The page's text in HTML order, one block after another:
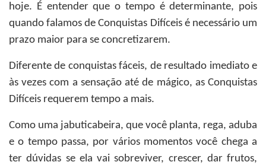
hoje. É entender que o tempo é determinante, pois
quando falamos de Conquistas Difíceis é necessário um
prazo maior para se concretizarem.
Diferente de conquistas fáceis, de resultado imediato e
às vezes com a sensação até de mágico, as Conquistas
Difíceis requerem tempo a mais.
Como uma jabuticabeira, que você planta, rega, aduba
e o tempo passa, por vários momentos você chega a
ter dúvidas se ela vai sobreviver, crescer, dar frutos,